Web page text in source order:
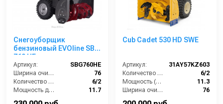
Снегоуборщик
бензиновый EVOline SBG
760 HE
Артикул:
SBG760HE
Ширина очистки (см):
76
Количество скоростей (вперед/назад):
6/2
Мощность двигателя (лс):
11.7
Cub Cadet 530 HD SWE
Артикул:
31AY57KZ603
Количество скоростей (вперед/назад):
6/2
Мощность (л/с):
11.3
Ширина очистки (см):
76